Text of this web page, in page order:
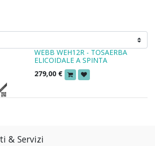
WEBB WEH12R - TOSAERBA
ELICOIDALE A SPINTA
279,00 €
& Servizi